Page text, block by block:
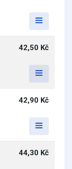
42,50 Kč
42,90 Kč
44,30 Kč